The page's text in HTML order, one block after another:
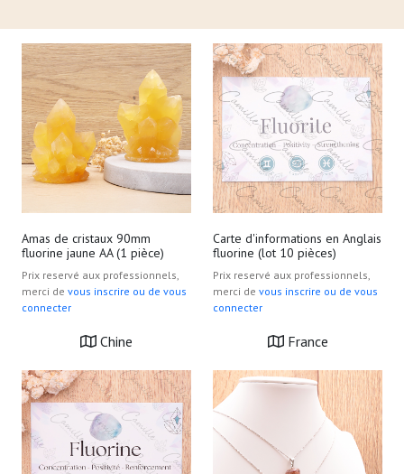
Amas de cristaux 90mm
fluorine jaune AA (1 pièce)
Prix reservé aux professionnels,
merci de vous inscrire ou de vous
connecter
Chine
Carte d'informations en Anglais
fluorine (lot 10 pièces)
Prix reservé aux professionnels,
merci de vous inscrire ou de vous
connecter
France